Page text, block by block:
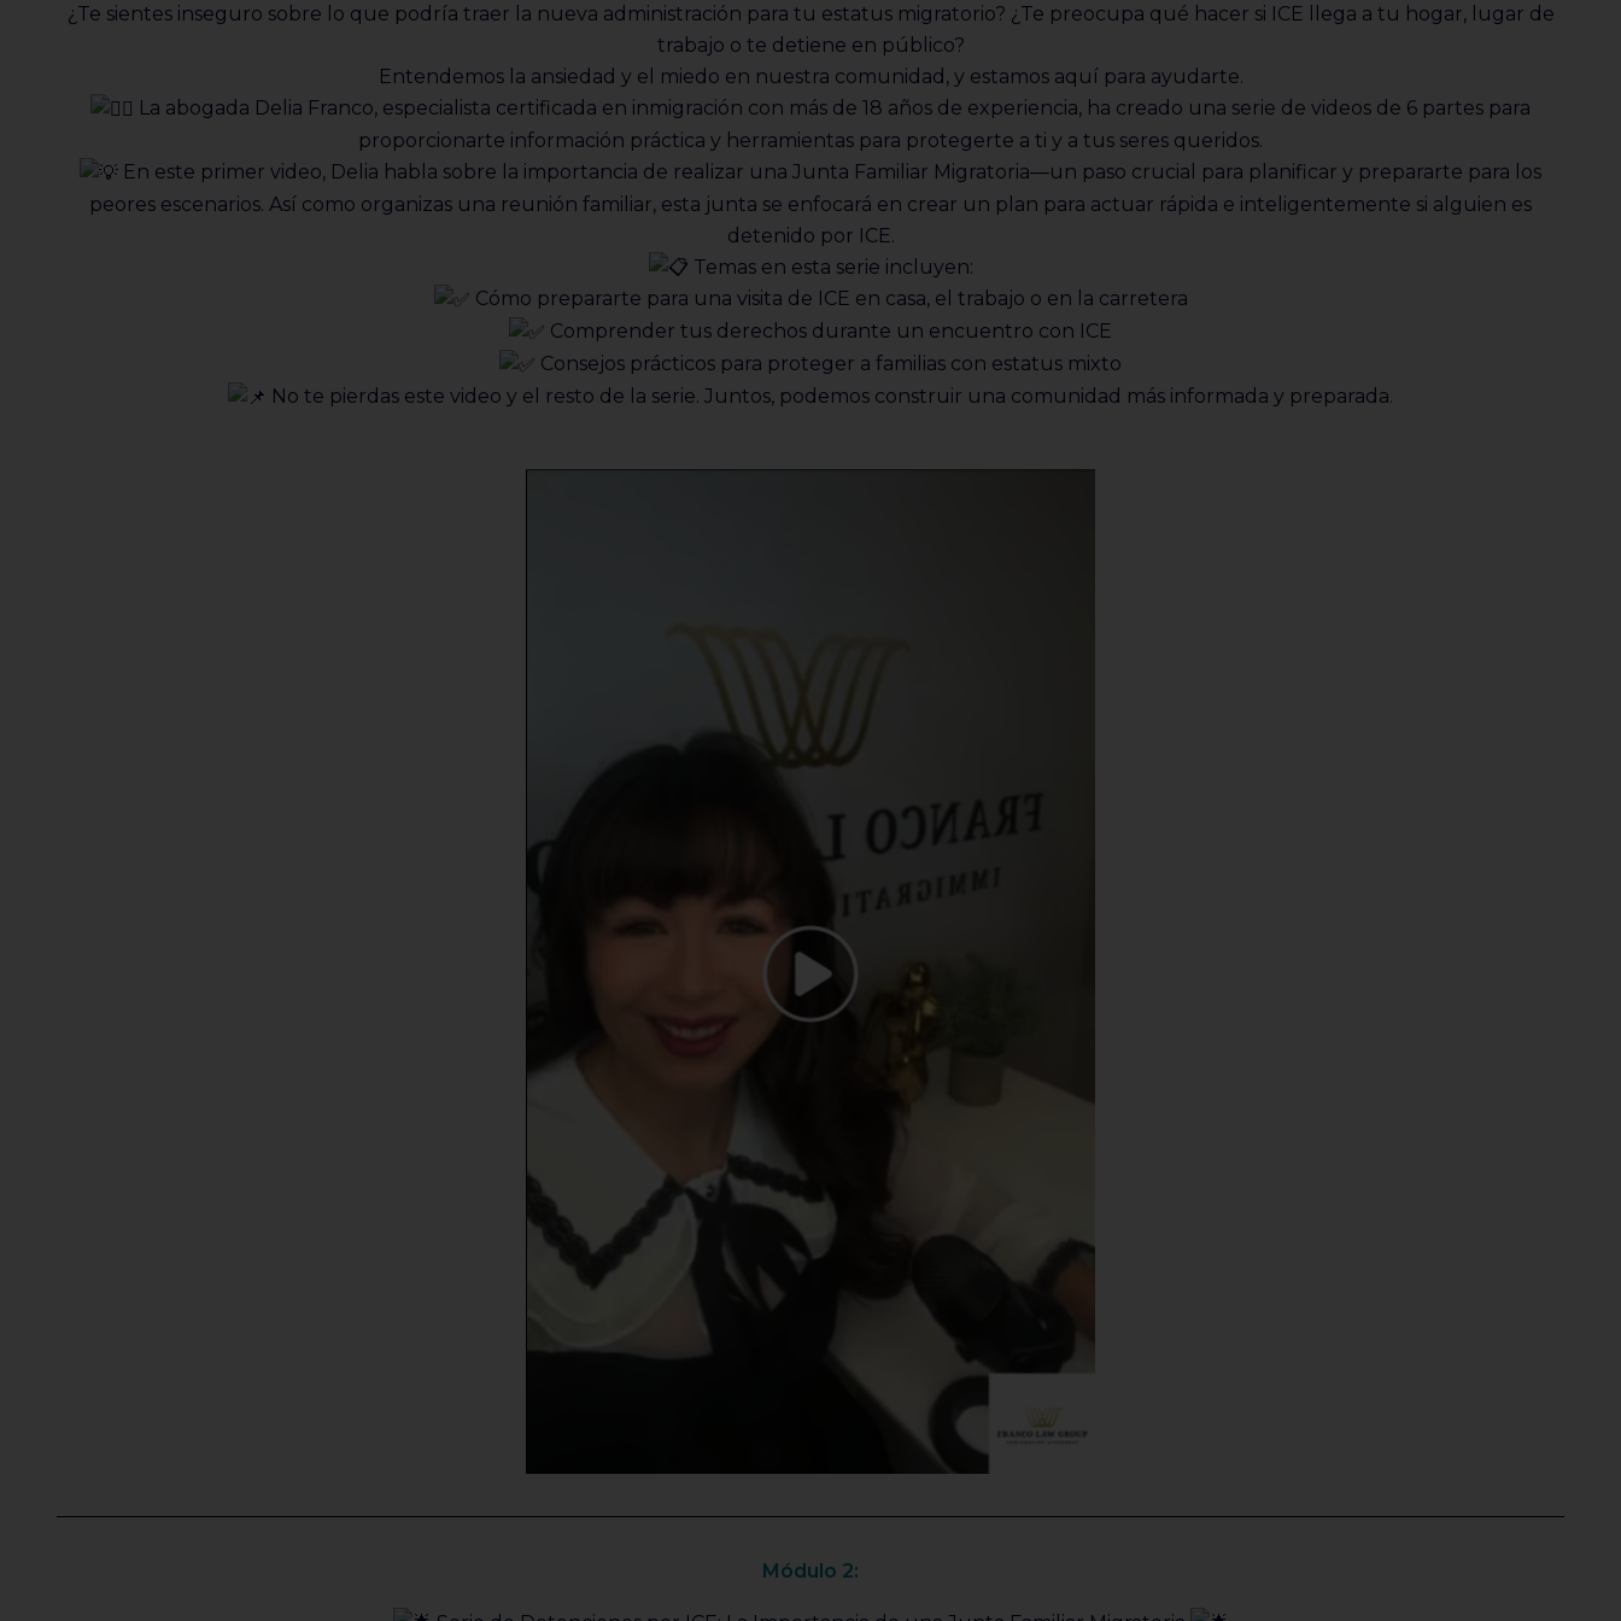
¿Te sientes inseguro sobre lo que podría traer la nueva administración para tu estatus migratorio? ¿Te preocupa qué hacer si ICE llega a tu hogar, lugar de
trabajo o te detiene en público?
Entendemos la ansiedad y el miedo en nuestra comunidad, y estamos aquí para ayudarte.
La abogada Delia Franco, especialista certificada en inmigración con más de 18 años de experiencia, ha creado una serie de videos de 6 partes para
proporcionarte información práctica y herramientas para protegerte a ti y a tus seres queridos.
En este primer video, Delia habla sobre la importancia de realizar una Junta Familiar Migratoria—un paso crucial para planificar y prepararte para los
peores escenarios. Así como organizas una reunión familiar, esta junta se enfocará en crear un plan para actuar rápida e inteligentemente si alguien es
detenido por ICE.
Temas en esta serie incluyen:
Cómo prepararte para una visita de ICE en casa, el trabajo o en la carretera
Comprender tus derechos durante un encuentro con ICE
Consejos prácticos para proteger a familias con estatus mixto
No te pierdas este video y el resto de la serie. Juntos, podemos construir una comunidad más informada y preparada.
Módulo 2: